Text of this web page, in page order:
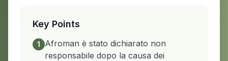
Key Points
1
Afroman è stato dichiarato non
responsabile dopo la causa dei